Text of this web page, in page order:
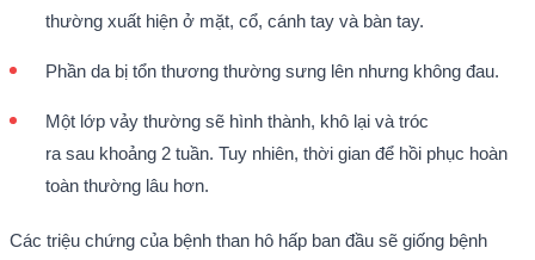
thường xuất hiện ở mặt, cổ, cánh tay và bàn tay.
Phần da bị tổn thương thường sưng lên nhưng không đau.
Một lớp vảy thường sẽ hình thành, khô lại và tróc
ra sau khoảng 2 tuần. Tuy nhiên, thời gian để hồi phục hoàn
toàn thường lâu hơn.
Các triệu chứng của bệnh than hô hấp ban đầu sẽ giống bệnh